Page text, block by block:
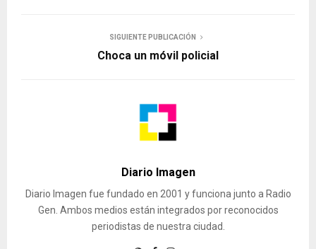
SIGUIENTE PUBLICACIÓN
Choca un móvil policial
Diario Imagen
Diario Imagen fue fundado en 2001 y funciona junto a Radio
Gen. Ambos medios están integrados por reconocidos
periodistas de nuestra ciudad.